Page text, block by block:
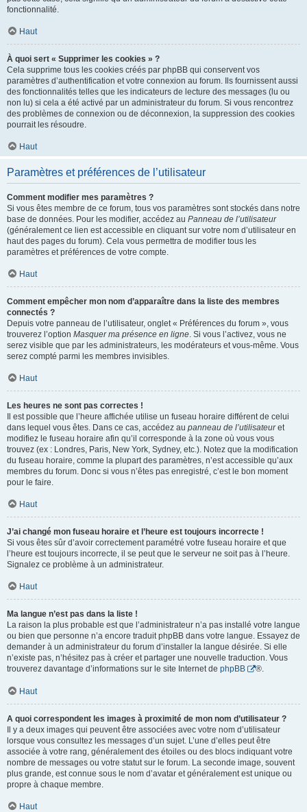
fonctionnalité.
Haut
À quoi sert « Supprimer les cookies » ?
Cela supprime tous les cookies créés par phpBB qui conservent vos
paramètres d’authentification et votre connexion au forum. Ils fournissent aussi
des fonctionnalités telles que les indicateurs de lecture des messages (lu ou
non lu) si cela a été activé par un administrateur du forum. Si vous rencontrez
des problèmes de connexion ou de déconnexion, la suppression des cookies
pourrait les résoudre.
Haut
Paramètres et préférences de l’utilisateur
Comment modifier mes paramètres ?
Si vous êtes membre de ce forum, tous vos paramètres sont stockés dans notre
base de données. Pour les modifier, accédez au Panneau de l’utilisateur
(généralement ce lien est accessible en cliquant sur votre nom d’utilisateur en
haut des pages du forum). Cela vous permettra de modifier tous les
paramètres et préférences de votre compte.
Haut
Comment empêcher mon nom d’apparaître dans la liste des membres
connectés ?
Depuis votre panneau de l’utilisateur, onglet « Préférences du forum », vous
trouverez l’option Masquer ma présence en ligne. Si vous l’activez, vous ne
serez visible que par les administrateurs, les modérateurs et vous-même. Vous
serez compté parmi les membres invisibles.
Haut
Les heures ne sont pas correctes !
Il est possible que l’heure affichée utilise un fuseau horaire différent de celui
dans lequel vous êtes. Dans ce cas, accédez au panneau de l’utilisateuret
modifiez le fuseau horaire afin qu’il corresponde à la zone où vous vous
trouvez (ex : Londres, Paris, New York, Sydney, etc.). Notez que la modification
du fuseau horaire, comme la plupart des paramètres, n’est accessible qu’aux
membres du forum. Donc si vous n’êtes pas enregistré, c’est le bon moment
pour le faire.
Haut
J’ai changé mon fuseau horaire et l’heure est toujours incorrecte !
Si vous êtes sûr d’avoir correctement paramétré votre fuseau horaire et que
l’heure est toujours incorrecte, il se peut que le serveur ne soit pas à l’heure.
Signalez ce problème à un administrateur.
Haut
Ma langue n’est pas dans la liste !
La raison la plus probable est que l’administrateur n’a pas installé votre langue
ou bien que personne n’a encore traduit phpBB dans votre langue. Essayez de
demander à un administrateur du forum d’installer la langue désirée. Si elle
n’existe pas, n’hésitez pas à créer et partager une nouvelle traduction. Vous
trouverez davantage d’informations sur le site Internet de phpBB ®.
Haut
A quoi correspondent les images à proximité de mon nom d’utilisateur ?
Il y a deux images qui peuvent être associées avec votre nom d’utilisateur
lorsque vous consultez les messages d’un sujet. L’une d’elles peut être
associée à votre rang, généralement des étoiles ou des blocs indiquant votre
nombre de messages ou votre statut sur le forum. La seconde image, souvent
plus grande, est connue sous le nom d’avatar et généralement est unique ou
propre à chaque membre.
Haut